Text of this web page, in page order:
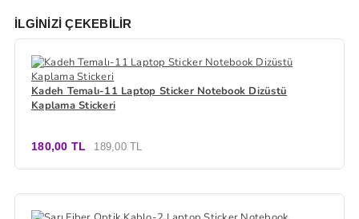
İLGINIZI ÇEKEBILIR
Kadeh Temalı-11 Laptop Sticker Notebook Dizüstü
Kaplama Stickeri
180,00 TL 189,00 TL